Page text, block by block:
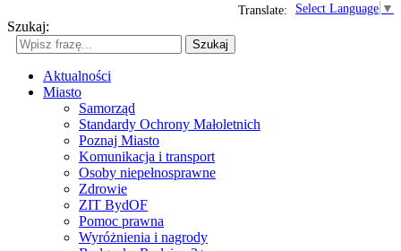
Select Language ▼
Translate:
Szukaj:
Szukaj
Aktualności
Miasto
Samorząd
Standardy Ochrony Małoletnich
Poznaj Miasto
Komunikacja i transport
Osoby niepełnosprawne
Zdrowie
ZIT BydOF
Pomoc prawna
Wyróżnienia i nagrody